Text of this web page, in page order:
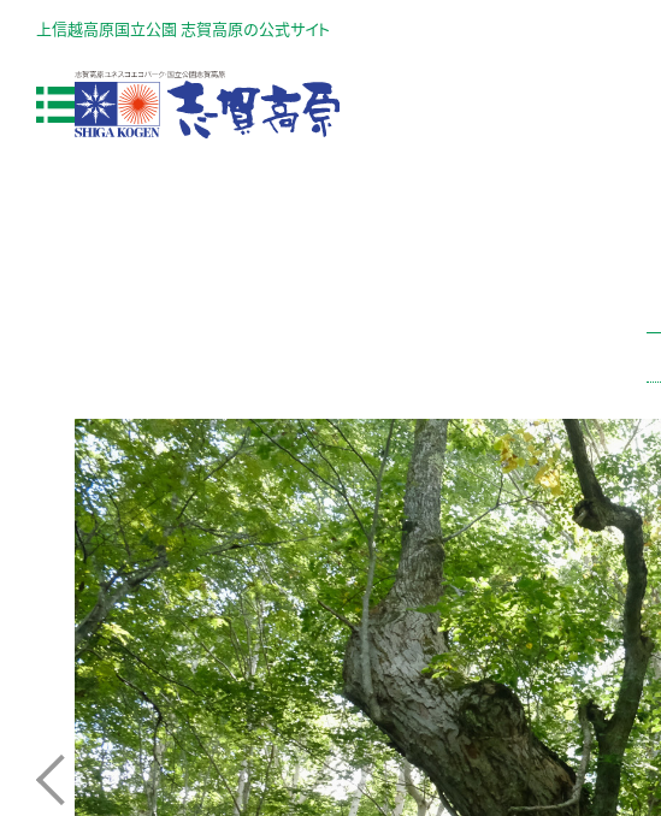
上信越高原国立公園 志賀高原の公式サイト